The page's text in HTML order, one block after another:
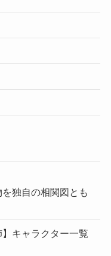
独自の相関図とも
キャラクター一覧